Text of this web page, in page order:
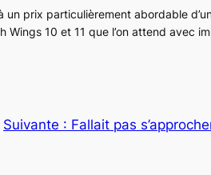
prix particulièrement abordable
Wings 10 et 11 que l’on attend avec
Suivante : Fallait pas